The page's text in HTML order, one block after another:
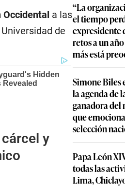
Occidental a las
de
y
“La
el tiempo
expresidente
retos a un
más está
Simone Biles
la agenda de
ganadora del
que
selección
Papa León
todas las
Lima,